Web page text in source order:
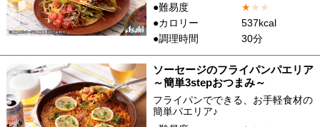
●難易度
★★ ★
●カロリー
537kcal
●調理時間
30分
ソーセージのフライパンパエリア
～簡単3stepおつまみ～
フライパンでできる、お手軽食材の
簡単パエリア♪